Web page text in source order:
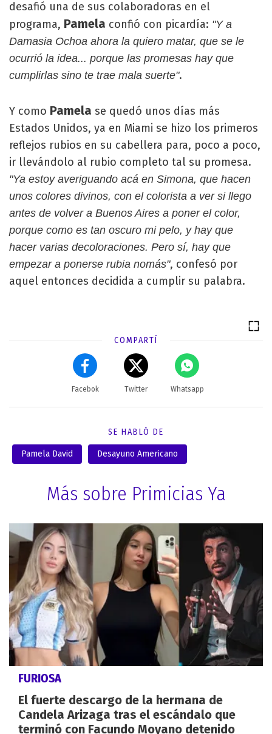
desafió una de sus colaboradoras en el
programa, Pamela confió con picardía: "Y a
Damasia Ochoa ahora la quiero matar, que se le
ocurrió la idea... porque las promesas hay que
cumplirlas sino te trae mala suerte".
Y como Pamela se quedó unos días más
Estados Unidos, ya en Miami se hizo los primeros
reflejos rubios en su cabellera para, poco a poco,
ir llevándolo al rubio completo tal su promesa.
"Ya estoy averiguando acá en Simona, que hacen
unos colores divinos, con el colorista a ver si llego
antes de volver a Buenos Aires a poner el color,
porque como es tan oscuro mi pelo, y hay que
hacer varias decoloraciones. Pero sí, hay que
empezar a ponerse rubia nomás", confesó por
aquel entonces decidida a cumplir su palabra.
COMPARTÍ
Facebok Twitter Whatsapp
SE HABLÓ DE
Pamela David Desayuno Americano
Más sobre Primicias Ya
FURIOSA
El fuerte descargo de la hermana de
Candela Arizaga tras el escándalo que
terminó con Facundo Moyano detenido